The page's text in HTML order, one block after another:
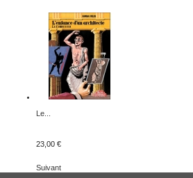
Le...
23,00 €
Suivant